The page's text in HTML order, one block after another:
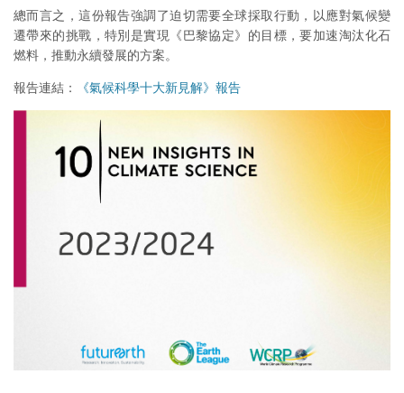
總而言之，這份報告強調了迫切需要全球採取行動，以應對氣候變
遷帶來的挑戰，特別是實現《巴黎協定》的目標，要加速淘汰化石
燃料，推動永續發展的方案。
報告連結： 《氣候科學十大新見解》報告